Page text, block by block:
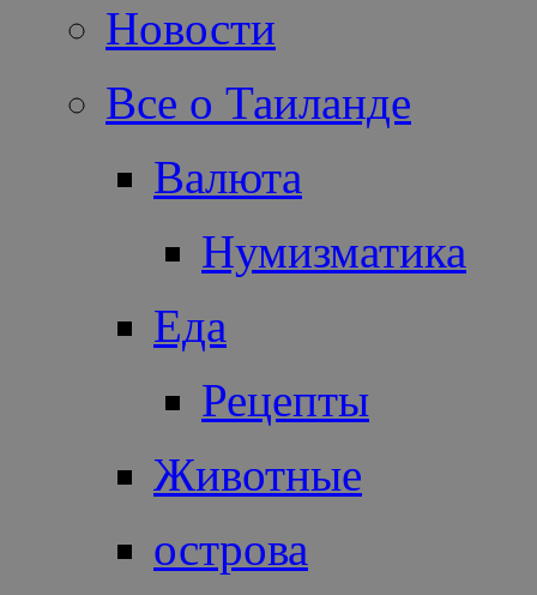
Новости
Все о Таиланде
Валюта
Нумизматика
Еда
Рецепты
Животные
острова